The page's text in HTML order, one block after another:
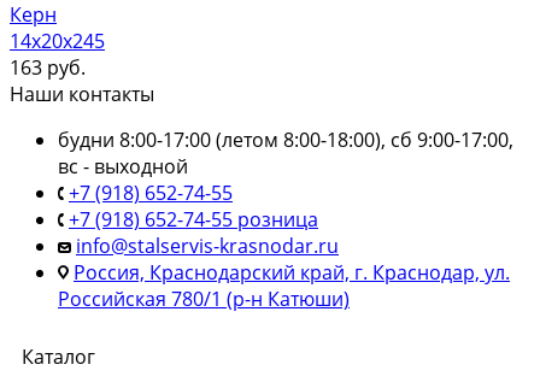
Керн
14х20х245
163 руб.
Наши контакты
будни 8:00-17:00 (летом 8:00-18:00), сб 9:00-17:00,
вс - выходной
+7 (918) 652-74-55
+7 (918) 652-74-55 розница
info@stalservis-krasnodar.ru
Россия, Краснодарский край, г. Краснодар, ул.
Российская 780/1 (р-н Катюши)
Каталог